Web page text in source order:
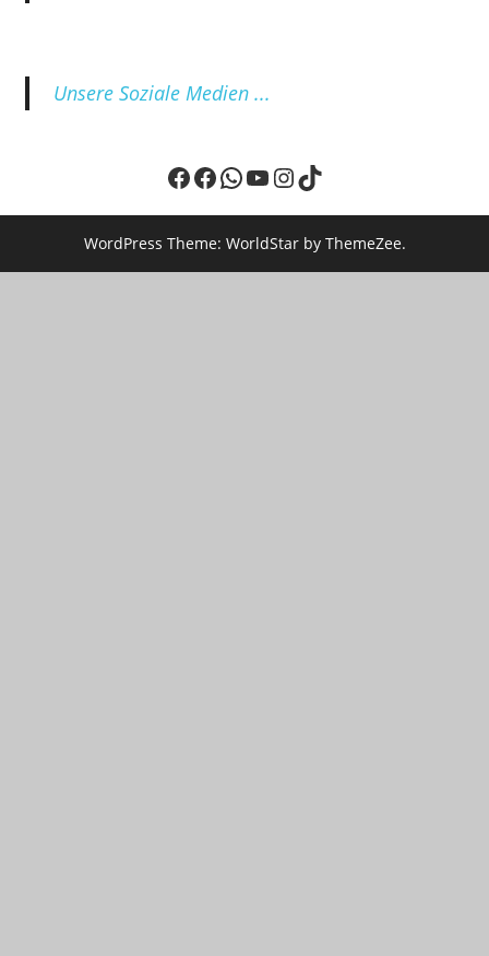
Unsere Soziale Medien ...
Facebook
Facebook
WhatsApp
YouTube
Instagram
TikTok
WordPress Theme: WorldStar by ThemeZee.